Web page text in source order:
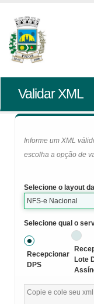
Validar XML
Informe um XML
escolha a opção de
Selecione o layout
NFS-e Nacional
Selecione qual o
Recepcionar
DPS
Lote